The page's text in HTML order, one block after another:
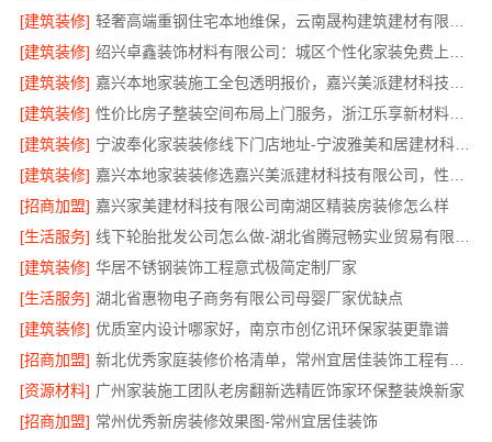
[建筑装修]
[建筑装修]
[建筑装修]
[建筑装修]
性价比房子整装空间布局上门服务，浙江乐享新材料有限公司品质之选
[建筑装修]
宁波奉化家装装修线下门店地址-宁波雅美和居建材科技有限公司
[建筑装修]
[招商加盟] 嘉兴家美建材科技有限公司南湖区精装房装修怎么样
[生活服务]
[建筑装修] 华居不锈钢装饰工程意式极简定制厂家
[生活服务] 湖北省惠物电子商务有限公司母婴厂家优缺点
[建筑装修] 优质室内设计哪家好，南京市创亿讯环保家装更靠谱
[招商加盟]
[资源材料] 广州家装施工团队老房翻新选精匠饰家环保整装焕新家
[招商加盟] 常州优秀新房装修效果图-常州宜居佳装饰